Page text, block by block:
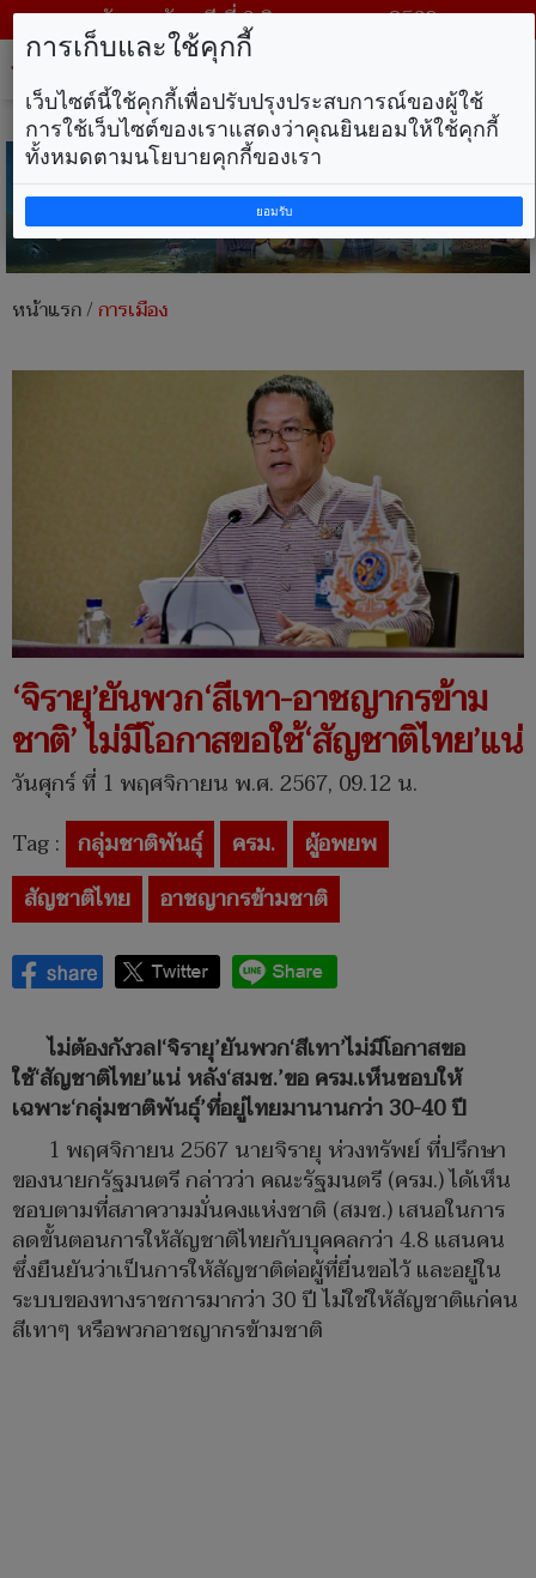
วันพฤหัสบดี ที่ 6 สิงหาคม พ.ศ. 2569
หน้าแรก/การเมือง
‘จิรายุ’ยันพวก‘สีเทา-อาชญากรข้าม
ชาติ’ ไม่มีโอกาสขอใช้‘สัญชาติไทย’แน่
วันศุกร์ ที่ 1 พฤศจิกายน พ.ศ. 2567, 09.12 น.
Tag : กลุ่มชาติพันธุ์ ครม.
ผู้อพยพ
สัญชาติไทย
อาชญากรข้ามชาติ
ไม่ต้องกังวล!‘จิรายุ’ยันพวก‘สีเทา’ไม่มีโอกาสขอ
ใช้‘สัญชาติไทย’แน่ หลัง‘สมช.’ขอ ครม.เห็นชอบให้
เฉพาะ‘กลุ่มชาติพันธุ์’ที่อยู่ไทยมานานกว่า 30-40 ปี
1 พฤศจิกายน 2567 นายจิรายุ ห่วงทรัพย์ ที่ปรึกษา
ของนายกรัฐมนตรี กล่าวว่า คณะรัฐมนตรี (ครม.) ได้เห็น
ชอบตามที่สภาความมั่นคงแห่งชาติ (สมช.) เสนอในการ
ลดขั้นตอนการให้สัญชาติไทยกับบุคคลกว่า 4.8 แสนคน
ซึ่งยืนยันว่าเป็นการให้สัญชาติต่อผู้ที่ยื่นขอไว้ และอยู่ใน
ระบบของทางราชการมากว่า 30 ปี ไม่ใช่ให้สัญชาติแก่คน
สีเทาๆ หรือพวกอาชญากรข้ามชาติ
การเก็บและใช้คุกกี้
เว็บไซต์นี้ใช้คุกกี้เพื่อปรับปรุงประสบการณ์ของผู้ใช้
การใช้เว็บไซต์ของเราแสดงว่าคุณยินยอมให้ใช้คุกกี้
ทั้งหมดตามนโยบายคุกกี้ของเรา
ยอมรับ